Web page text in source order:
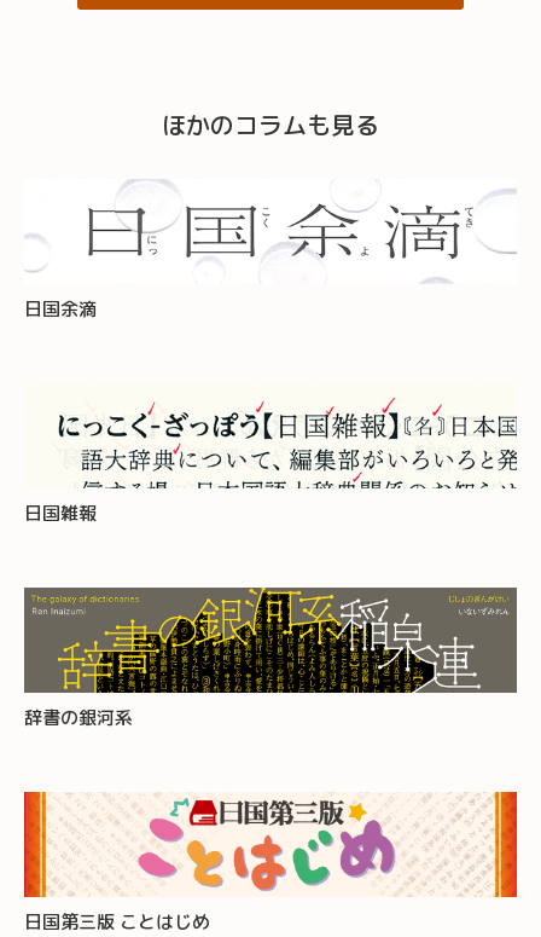
ほかのコラムも見る
日国余滴
日国雑報
辞書の銀河系
日国第三版 ことはじめ